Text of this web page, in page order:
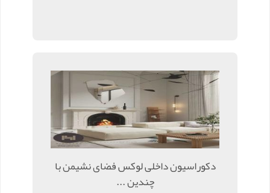
دکوراسیون داخلی لوکس فضای نشیمن با
چندین ...